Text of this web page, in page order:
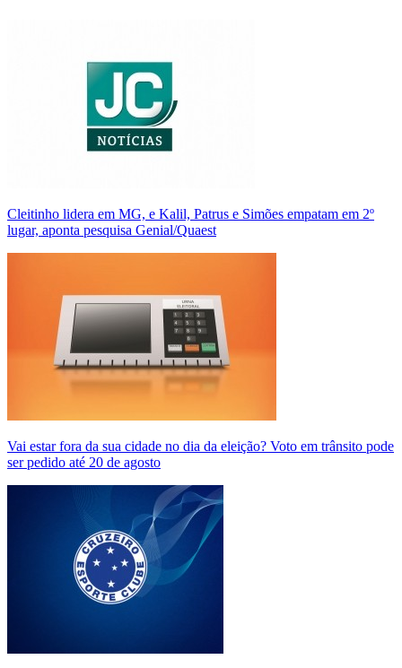
Cleitinho lidera em MG, e Kalil, Patrus e Simões empatam em 2º
lugar, aponta pesquisa Genial/Quaest
Vai estar fora da sua cidade no dia da eleição? Voto em trânsito pode
ser pedido até 20 de agosto